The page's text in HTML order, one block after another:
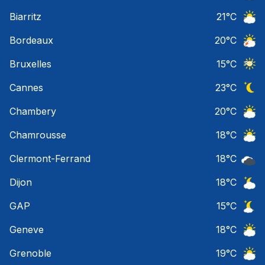
Biarritz
21°C
Bordeaux
20°C
Bruxelles
15°C
Cannes
23°C
Chambery
20°C
Chamrousse
18°C
Clermont-Ferrand
18°C
Dijon
18°C
GAP
15°C
Geneve
18°C
Grenoble
19°C